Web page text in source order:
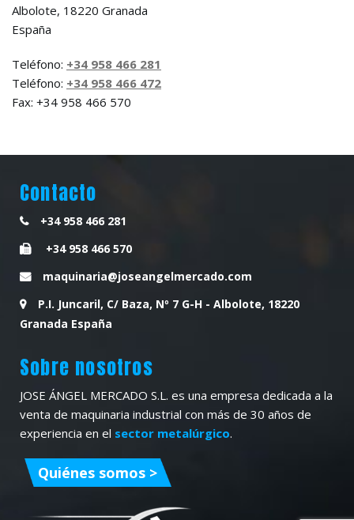
Albolote, 18220 Granada
España
Teléfono: +34 958 466 281
Teléfono: +34 958 466 472
Fax: +34 958 466 570
Contacto
+34 958 466 281
+34 958 466 570
maquinaria@joseangelmercado.com
P.I. Juncaril, C/ Baza, Nº 7 G-H - Albolote, 18220
Granada España
Sobre nosotros
JOSE ÁNGEL MERCADO S.L. es una empresa dedicada a la
venta de maquinaria industrial con más de 30 años de
experiencia en el sector metalúrgico.
Quiénes somos >